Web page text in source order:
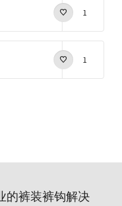
1
1
的裤装裤钩解决